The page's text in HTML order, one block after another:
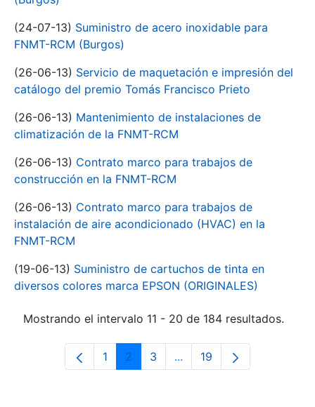
(24-07-13) Suministro de acero inoxidable para
FNMT-RCM (Burgos)
(26-06-13) Servicio de maquetación e impresión del
catálogo del premio Tomás Francisco Prieto
(26-06-13) Mantenimiento de instalaciones de
climatización de la FNMT-RCM
(26-06-13) Contrato marco para trabajos de
construcción en la FNMT-RCM
(26-06-13) Contrato marco para trabajos de
instalación de aire acondicionado (HVAC) en la
FNMT-RCM
(19-06-13) Suministro de cartuchos de tinta en
diversos colores marca EPSON (ORIGINALES)
Mostrando el intervalo 11 - 20 de 184 resultados.
Página
1 Página
2 Página
3 ...Páginas intermedias Use
Página
19